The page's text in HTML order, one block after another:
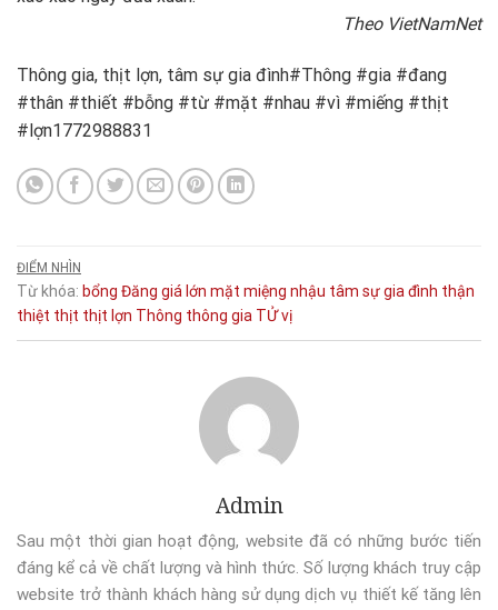
Theo VietNamNet
Thông gia, thịt lợn, tâm sự gia đình#Thông #gia #đang
#thân #thiết #bỗng #từ #mặt #nhau #vì #miếng #thịt
#lợn1772988831
ĐIỂM NHÌN
Từ khóa: bổng Đăng giá lớn mặt miệng nhậu tâm sự gia đình thận
thiệt thịt thịt lợn Thông thông gia TỬvị
Admin
Sau một thời gian hoạt động, website đã có những bước tiến
đáng kể cả về chất lượng và hình thức. Số lượng khách truy cập
website trở thành khách hàng sử dụng dịch vụ thiết kế tăng lên